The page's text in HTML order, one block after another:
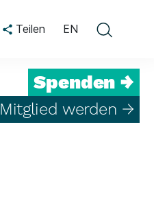
Teilen EN
Spenden →
Mitglied werden →